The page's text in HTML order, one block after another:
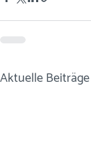
Aktuelle Beiträge